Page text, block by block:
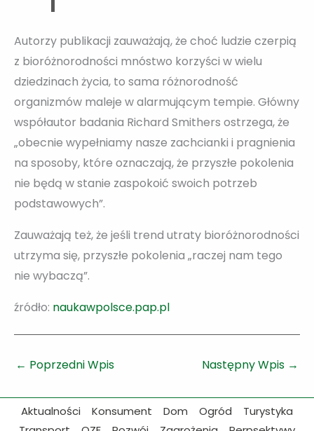
Autorzy publikacji zauważają, że choć ludzie czerpią
z bioróżnorodności mnóstwo korzyści w wielu
dziedzinach życia, to sama różnorodność
organizmów maleje w alarmującym tempie. Główny
współautor badania Richard Smithers ostrzega, że
„obecnie wypełniamy nasze zachcianki i pragnienia
na sposoby, które oznaczają, że przyszłe pokolenia
nie będą w stanie zaspokoić swoich potrzeb
podstawowych”.
Zauważają też, że jeśli trend utraty bioróżnorodności
utrzyma się, przyszłe pokolenia „raczej nam tego
nie wybaczą”.
źródło: naukawpolsce.pap.pl
← Poprzedni Wpis Następny Wpis →
Aktualności Konsument Dom Ogród
Turystyka